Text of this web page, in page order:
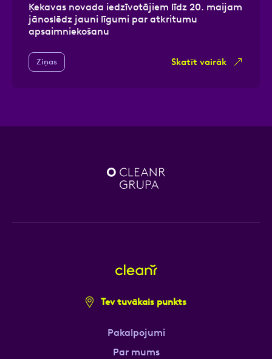
Ķekavas novada iedzīvotājiem līdz 20. maijam
jānoslēdz jauni līgumi par atkritumu
apsaimniekošanu
Ziņas Skatīt vairāk
Tev tuvākais punkts
Pakalpojumi
Par mums